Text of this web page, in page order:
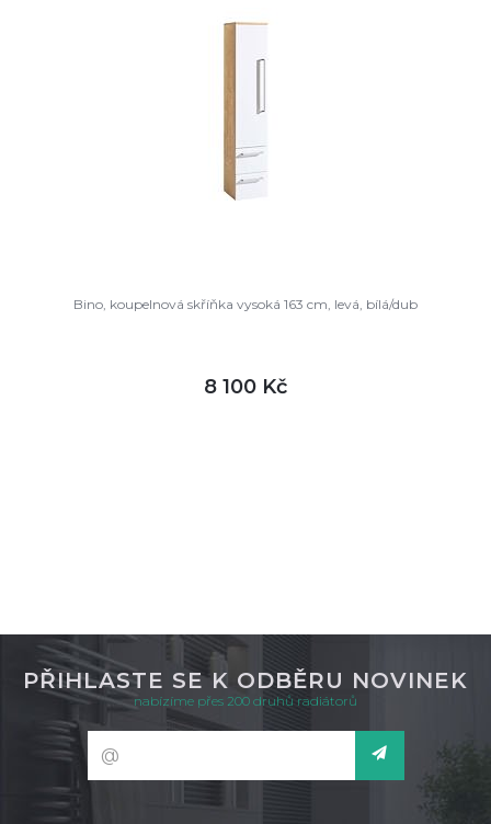
Bino, koupelnová skříňka vysoká 163 cm, levá, bílá/dub
8 100 Kč
PŘIHLASTE SE K ODBĚRU NOVINEK
nabízíme přes 200 druhů radiátorů